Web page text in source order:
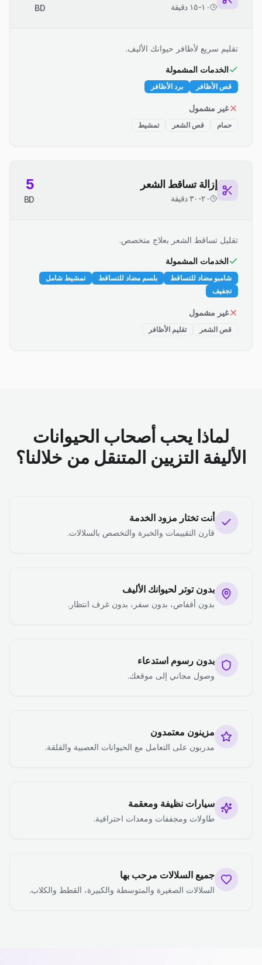
١٠-١٥ دقيقة BD
تقليم سريع لأظافر حيوانك الأليف.
الخدمات المشمولة
قص الأظافر برد الأظافر
غير مشمول
حمام قص الشعر تمشيط
إزالة تساقط الشعر
٢٠-٣٠ دقيقة
5
BD
تقليل تساقط الشعر بعلاج متخصص.
الخدمات المشمولة
شامبو مضاد للتساقط بلسم مضاد للتساقط
تمشيط شامل
تجفيف
غير مشمول
قص الشعر تقليم الأظافر
لماذا يحب أصحاب الحيوانات
الأليفة التزيين المتنقل من خلالنا؟
أنت تختار مزود الخدمة
قارن التقييمات والخبرة والتخصص بالسلالات.
بدون توتر لحيوانك الأليف
بدون أقفاص، بدون سفر، بدون غرف انتظار.
بدون رسوم استدعاء
وصول مجاني إلى موقعك.
مزينون معتمدون
مدربون على التعامل مع الحيوانات العصبية والقلقة.
سيارات نظيفة ومعقمة
طاولات ومجففات ومعدات احترافية.
جميع السلالات مرحب بها
السلالات الصغيرة والمتوسطة والكبيرة، القطط والكلاب.